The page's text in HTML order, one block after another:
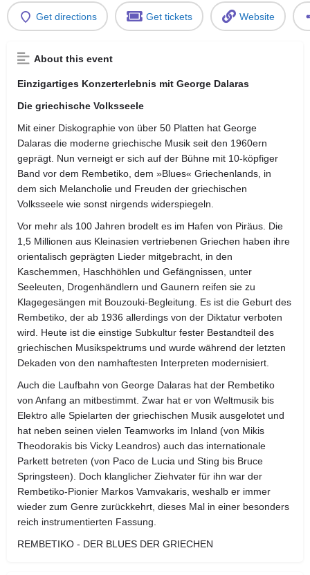
Get directions Get tickets Website
About this event
Einzigartiges Konzerterlebnis mit George Dalaras
Die griechische Volksseele
Mit einer Diskographie von über 50 Platten hat George
Dalaras die moderne griechische Musik seit den 1960ern
geprägt. Nun verneigt er sich auf der Bühne mit 10-köpfiger
Band vor dem Rembetiko, dem »Blues« Griechenlands, in
dem sich Melancholie und Freuden der griechischen
Volksseele wie sonst nirgends widerspiegeln.
Vor mehr als 100 Jahren brodelt es im Hafen von Piräus. Die
1,5 Millionen aus Kleinasien vertriebenen Griechen haben ihre
orientalisch geprägten Lieder mitgebracht, in den
Kaschemmen, Haschhöhlen und Gefängnissen, unter
Seeleuten, Drogenhändlern und Gaunern reifen sie zu
Klagegesängen mit Bouzouki-Begleitung. Es ist die Geburt des
Rembetiko, der ab 1936 allerdings von der Diktatur verboten
wird. Heute ist die einstige Subkultur fester Bestandteil des
griechischen Musikspektrums und wurde während der letzten
Dekaden von den namhaftesten Interpreten modernisiert.
Auch die Laufbahn von George Dalaras hat der Rembetiko
von Anfang an mitbestimmt. Zwar hat er von Weltmusik bis
Elektro alle Spielarten der griechischen Musik ausgelotet und
hat neben seinen vielen Teamworks im Inland (von Mikis
Theodorakis bis Vicky Leandros) auch das internationale
Parkett betreten (von Paco de Lucia und Sting bis Bruce
Springsteen). Doch klanglicher Ziehvater für ihn war der
Rembetiko-Pionier Markos Vamvakaris, weshalb er immer
wieder zum Genre zurückkehrt, dieses Mal in einer besonders
reich instrumentierten Fassung.
REMBETIKO - DER BLUES DER GRIECHEN